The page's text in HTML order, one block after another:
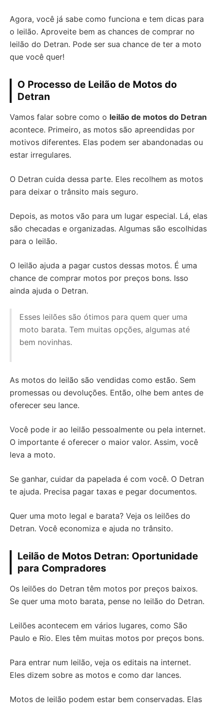
Agora, você já sabe como funciona e tem dicas para
o leilão. Aproveite bem as chances de comprar no
leilão do Detran. Pode ser sua chance de ter a moto
que você quer!
O Processo de Leilão de Motos do
Detran
Vamos falar sobre como o leilão de motos do Detran
acontece. Primeiro, as motos são apreendidas por
motivos diferentes. Elas podem ser abandonadas ou
estar irregulares.
O Detran cuida dessa parte. Eles recolhem as motos
para deixar o trânsito mais seguro.
Depois, as motos vão para um lugar especial. Lá, elas
são checadas e organizadas. Algumas são escolhidas
para o leilão.
O leilão ajuda a pagar custos dessas motos. É uma
chance de comprar motos por preços bons. Isso
ainda ajuda o Detran.
Esses leilões são ótimos para quem quer uma
moto barata. Tem muitas opções, algumas até
bem novinhas.
As motos do leilão são vendidas como estão. Sem
promessas ou devoluções. Então, olhe bem antes de
oferecer seu lance.
Você pode ir ao leilão pessoalmente ou pela internet.
O importante é oferecer o maior valor. Assim, você
leva a moto.
Se ganhar, cuidar da papelada é com você. O Detran
te ajuda. Precisa pagar taxas e pegar documentos.
Quer uma moto legal e barata? Veja os leilões do
Detran. Você economiza e ajuda no trânsito.
Leilão de Motos Detran: Oportunidade
para Compradores
Os leilões do Detran têm motos por preços baixos.
Se quer uma moto barata, pense no leilão do Detran.
Leilões acontecem em vários lugares, como São
Paulo e Rio. Eles têm muitas motos por preços bons.
Para entrar num leilão, veja os editais na internet.
Eles dizem sobre as motos e como dar lances.
Motos de leilão podem estar bem conservadas. Elas